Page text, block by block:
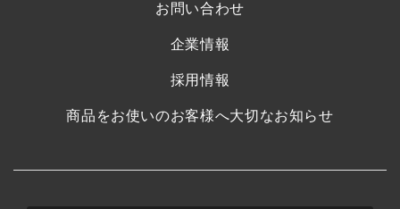
お問い合わせ
企業情報
採用情報
商品をお使いのお客様へ大切なお知らせ